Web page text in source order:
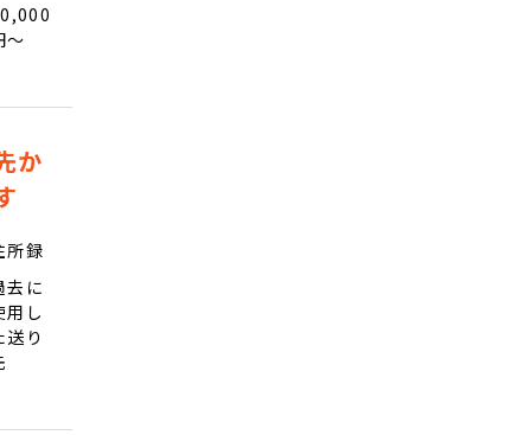
〜
か
所録
去に
用し
送り